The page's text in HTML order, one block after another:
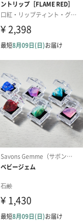
ブラック１２
円）
届けいたしま